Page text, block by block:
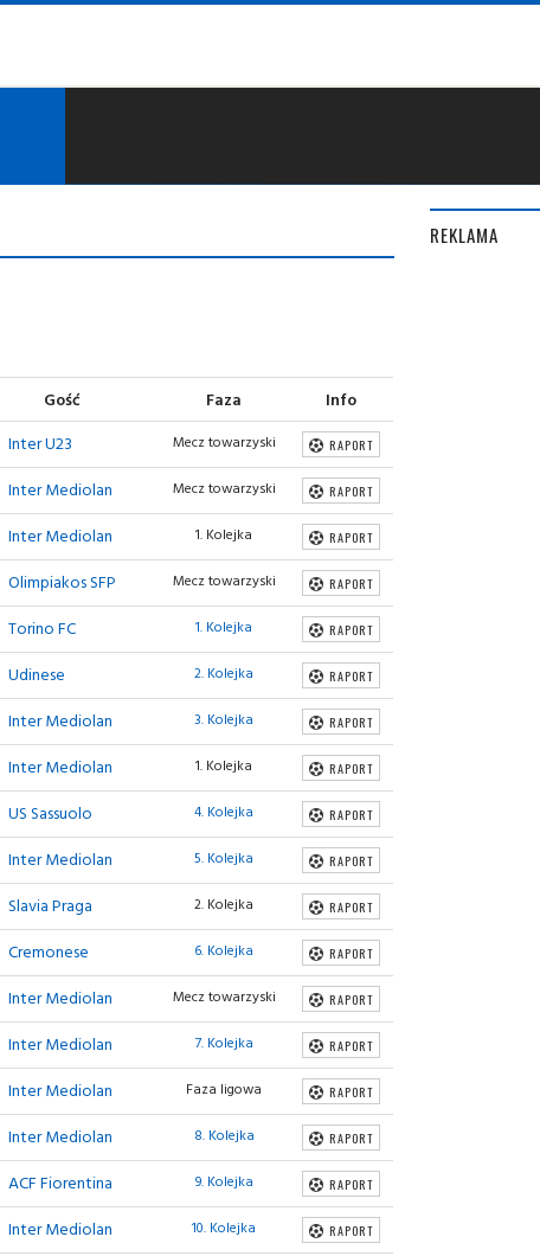
Gość Faza Info
Inter U23 Mecz towarzyski RAPORT
Inter Mediolan Mecz towarzyski RAPORT
Inter Mediolan 1. Kolejka RAPORT
Olimpiakos SFP Mecz towarzyski RAPORT
Torino FC 1. Kolejka RAPORT
Udinese 2. Kolejka RAPORT
Inter Mediolan 3. Kolejka RAPORT
Inter Mediolan 1. Kolejka RAPORT
US Sassuolo 4. Kolejka RAPORT
Inter Mediolan 5. Kolejka RAPORT
Slavia Praga 2. Kolejka RAPORT
Cremonese 6. Kolejka RAPORT
Inter Mediolan Mecz towarzyski RAPORT
Inter Mediolan 7. Kolejka RAPORT
Inter Mediolan Faza ligowa RAPORT
Inter Mediolan 8. Kolejka RAPORT
ACF Fiorentina 9. Kolejka RAPORT
Inter Mediolan 10. Kolejka RAPORT
REKLAMA